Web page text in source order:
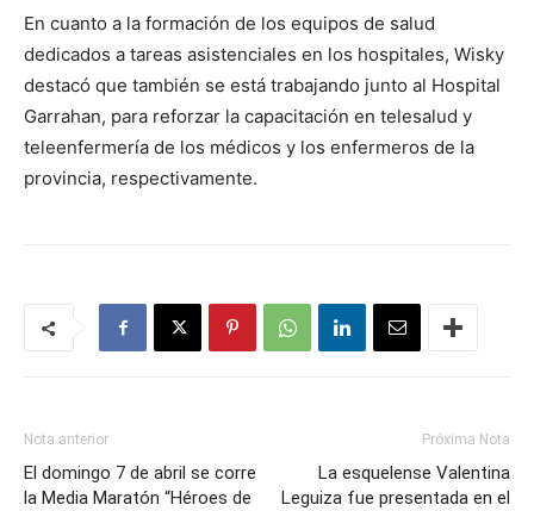
En cuanto a la formación de los equipos de salud
dedicados a tareas asistenciales en los hospitales, Wisky
destacó que también se está trabajando junto al Hospital
Garrahan, para reforzar la capacitación en telesalud y
teleenfermería de los médicos y los enfermeros de la
provincia, respectivamente.
Nota anterior
El domingo 7 de abril se corre
la Media Maratón “Héroes de
Próxima Nota
La esquelense Valentina
Leguiza fue presentada en el